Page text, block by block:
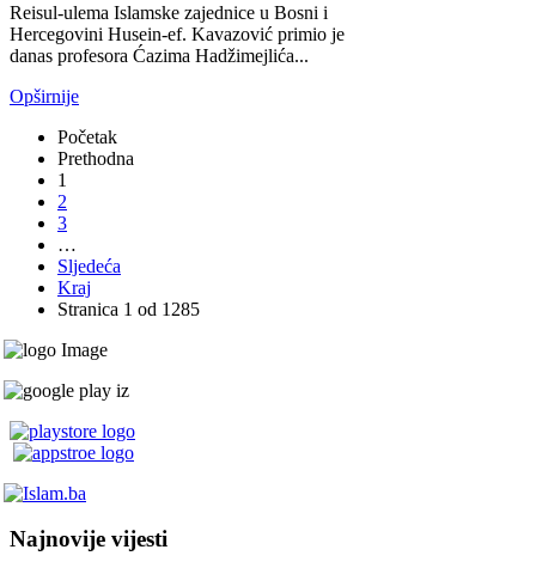
Reisul-ulema Islamske zajednice u Bosni i
Hercegovini Husein-ef. Kavazović primio je
danas profesora Ćazima Hadžimejlića...
Opširnije
Početak
Prethodna
1
2
3
…
Sljedeća
Kraj
Stranica 1 od 1285
Najnovije vijesti